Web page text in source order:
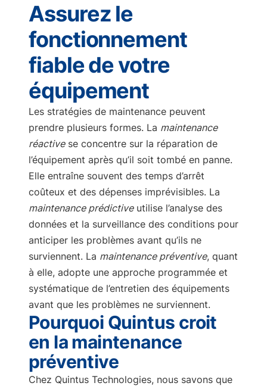
Assurez le
fonctionnement
fiable de votre
équipement
Les stratégies de maintenance peuvent
prendre plusieurs formes. La maintenance
réactivese concentre sur la réparation de
l’équipement après qu’il soit tombé en panne.
Elle entraîne souvent des temps d’arrêt
coûteux et des dépenses imprévisibles. La
maintenance prédictiveutilise l’analyse des
données et la surveillance des conditions pour
anticiper les problèmes avant qu’ils ne
surviennent. La maintenance préventive, quant
à elle, adopte une approche programmée et
systématique de l’entretien des équipements
avant que les problèmes ne surviennent.
Pourquoi Quintus croit
en la maintenance
préventive
Chez Quintus Technologies, nous savons que